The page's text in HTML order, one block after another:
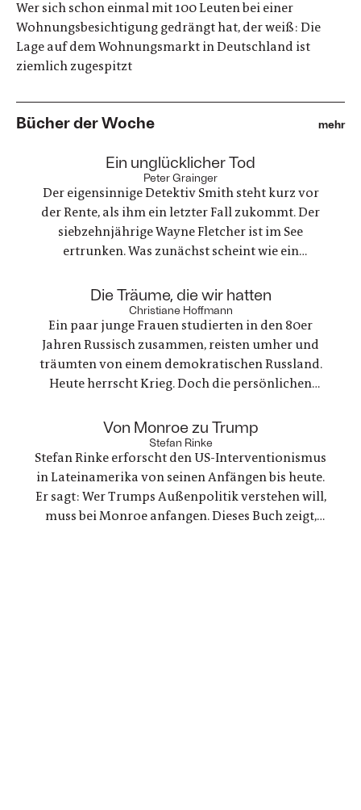
Wer sich schon einmal mit 100 Leuten bei einer
Wohnungsbesichtigung gedrängt hat, der weiß: Die
Lage auf dem Wohnungsmarkt in Deutschland ist
ziemlich zugespitzt
Bücher der Woche mehr
Ein unglücklicher Tod
Peter Grainger
Der eigensinnige Detektiv Smith steht kurz vor
der Rente, als ihm ein letzter Fall zukommt. Der
siebzehnjährige Wayne Fletcher ist im See
ertrunken. Was zunächst scheint wie ein
anderes heraus. Es geht um nichts weniger als die
große Frage nach Gerechtigkeit. Eine
nervenaufreibende Ermittlung beginnt
Die Träume, die wir hatten
Christiane Hoffmann
Ein paar junge Frauen studierten in den 80er
Jahren Russisch zusammen, reisten umher und
träumten von einem demokratischen Russland.
Heute herrscht Krieg. Doch die persönlichen
gerade als eine der Frauen stirbt. Ein Buch über
Trauer und Hoffnung in deutsch-ukranisch-
russischen Beziehungen
Von Monroe zu Trump
Stefan Rinke
Stefan Rinke erforscht den US-Interventionismus
in Lateinamerika von seinen Anfängen bis heute.
Er sagt: Wer Trumps Außenpolitik verstehen will,
muss bei Monroe anfangen. Dieses Buch zeigt,